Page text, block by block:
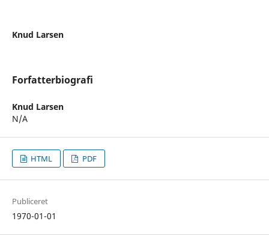
Knud Larsen
Forfatterbiografi
Knud Larsen
N/A
HTML PDF
Publiceret
1970-01-01